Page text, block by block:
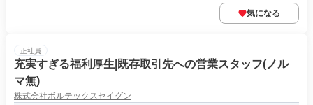
気になる
正社員
充実すぎる福利厚生|既存取引先への営業スタッフ(ノル
マ無)
株式会社ボルテックスセイグン